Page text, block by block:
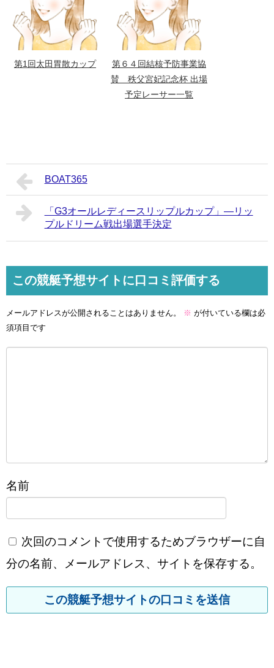
第1回太田胃散カップ
第６４回結核予防事業協
賛 秩父宮妃記念杯 出場
予定レーサー一覧
BOAT365
「G3オールレディースリップルカップ」―リッ
プルドリーム戦出場選手決定
この競艇予想サイトに口コミ評価する
メールアドレスが公開されることはありません。 ※ が付いている欄は必
須項目です
名前
次回のコメントで使用するためブラウザーに自
分の名前、メールアドレス、サイトを保存する。